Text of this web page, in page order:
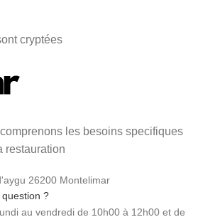
cryptées
les besoins specifiques
restauration
26200 Montelimar
question ?
au vendredi de 10h00 à 12h00 et de